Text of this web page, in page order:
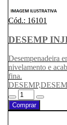
Cód.: 16101
DESEMP
Desempenadeira
nivelamento e
fina.
Comprar